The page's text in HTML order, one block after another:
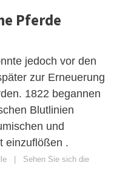
Pferde
jedoch vor den
zur Erneuerung
1822 begannen
Blutlinien
und
einzuflößen .
| Sehen Sie sich die